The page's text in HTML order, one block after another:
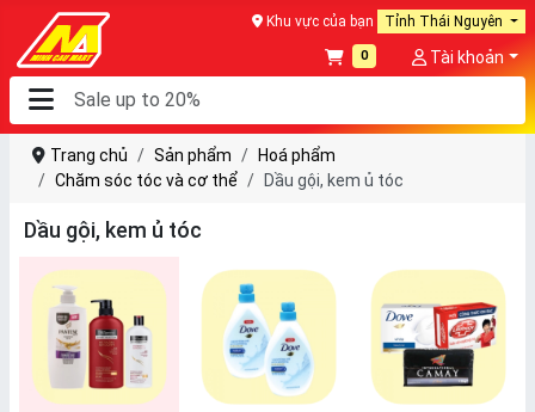
Khu vực của bạn Tỉnh Thái Nguyên
0 Tài khoản
Trang chủ Sản phẩm
Hoá phẩm
Chăm sóc tóc và cơ thể
Dầu gội, kem ủ tóc
Dầu gội, kem ủ tóc